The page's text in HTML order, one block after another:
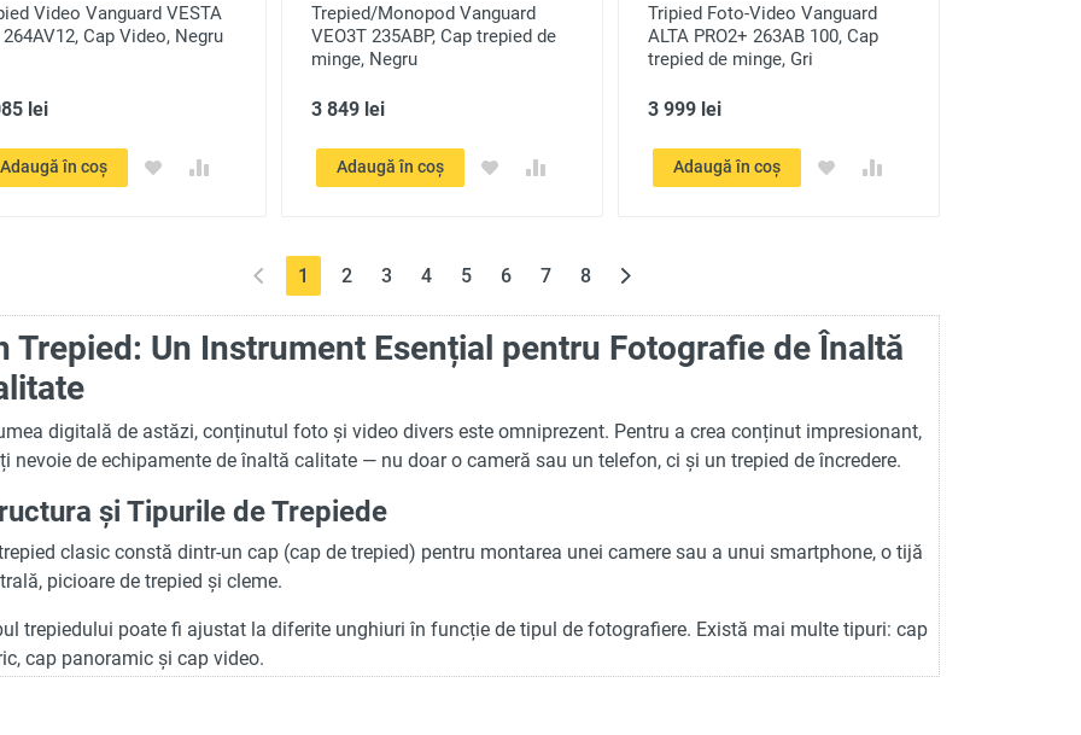
Video Vanguard VESTA
264AV12, Cap Video, Negru
lei
Adaugă în coș
Trepied/Monopod Vanguard
VEO3T 235ABP, Cap trepied de
minge, Negru
3 849 lei
Adaugă în coș
Tripied Foto-Video Vanguard
ALTA PRO2+ 263AB 100, Cap
trepied de minge, Gri
3 999 lei
Adaugă în coș
1 (current)
2 3 4 5 6 7 8
Trepied: Un Instrument Esențial pentru Fotografie de Înaltă
digitală de astăzi, conținutul foto și video divers este omniprezent. Pentru a crea conținut impresionant,
nevoie de echipamente de înaltă calitate — nu doar o cameră sau un telefon, ci și un trepied de încredere.
și Tipurile de Trepiede
clasic constă dintr-un cap (cap de trepied) pentru montarea unei camere sau a unui smartphone, o tijă
picioare de trepied și cleme.
trepiedului poate fi ajustat la diferite unghiuri în funcție de tipul de fotografiere. Există mai multe tipuri: cap
cap panoramic și cap video.